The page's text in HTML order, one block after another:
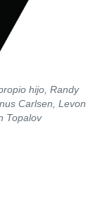
hijo, Randy
Carlsen, Levon
Topalov